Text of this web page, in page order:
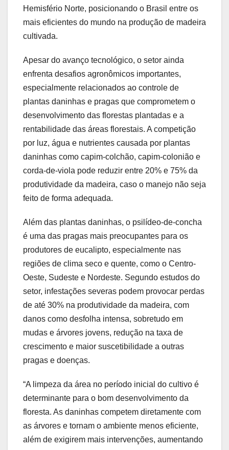
Hemisfério Norte, posicionando o Brasil entre os
mais eficientes do mundo na produção de madeira
cultivada.
Apesar do avanço tecnológico, o setor ainda
enfrenta desafios agronômicos importantes,
especialmente relacionados ao controle de
plantas daninhas e pragas que comprometem o
desenvolvimento das florestas plantadas e a
rentabilidade das áreas florestais. A competição
por luz, água e nutrientes causada por plantas
daninhas como capim-colchão, capim-colonião e
corda-de-viola pode reduzir entre 20% e 75% da
produtividade da madeira, caso o manejo não seja
feito de forma adequada.
Além das plantas daninhas, o psilídeo-de-concha
é uma das pragas mais preocupantes para os
produtores de eucalipto, especialmente nas
regiões de clima seco e quente, como o Centro-
Oeste, Sudeste e Nordeste. Segundo estudos do
setor, infestações severas podem provocar perdas
de até 30% na produtividade da madeira, com
danos como desfolha intensa, sobretudo em
mudas e árvores jovens, redução na taxa de
crescimento e maior suscetibilidade a outras
pragas e doenças.
“A limpeza da área no período inicial do cultivo é
determinante para o bom desenvolvimento da
floresta. As daninhas competem diretamente com
as árvores e tornam o ambiente menos eficiente,
além de exigirem mais intervenções, aumentando